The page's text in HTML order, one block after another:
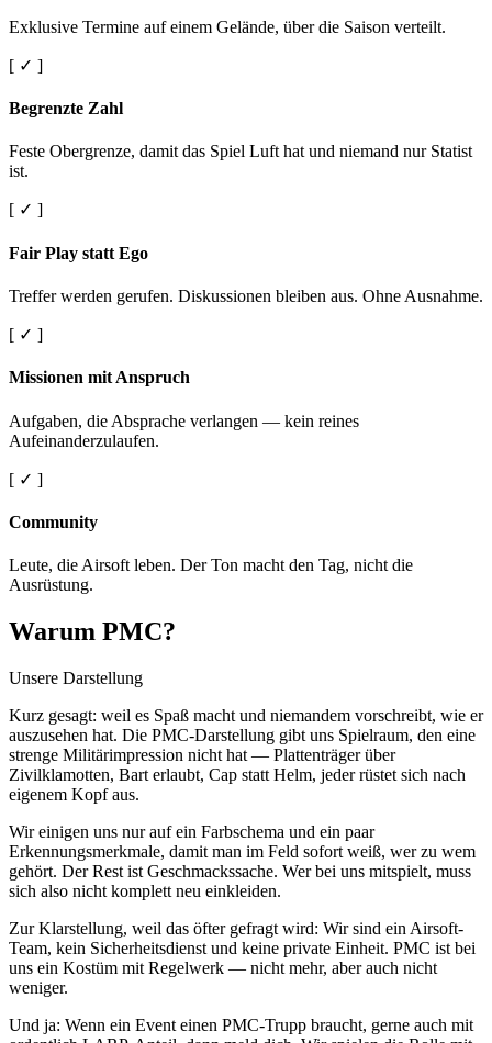
Exklusive Termine auf einem Gelände, über die Saison verteilt.
[ ✓ ]
Begrenzte Zahl
Feste Obergrenze, damit das Spiel Luft hat und niemand nur Statist
ist.
[ ✓ ]
Fair Play statt Ego
Treffer werden gerufen. Diskussionen bleiben aus. Ohne Ausnahme.
[ ✓ ]
Missionen mit Anspruch
Aufgaben, die Absprache verlangen — kein reines
Aufeinanderzulaufen.
[ ✓ ]
Community
Leute, die Airsoft leben. Der Ton macht den Tag, nicht die
Ausrüstung.
Warum PMC?
Unsere Darstellung
Kurz gesagt: weil es Spaß macht und niemandem vorschreibt, wie er
auszusehen hat. Die PMC-Darstellung gibt uns Spielraum, den eine
strenge Militärimpression nicht hat — Plattenträger über
Zivilklamotten, Bart erlaubt, Cap statt Helm, jeder rüstet sich nach
eigenem Kopf aus.
Wir einigen uns nur auf ein Farbschema und ein paar
Erkennungsmerkmale, damit man im Feld sofort weiß, wer zu wem
gehört. Der Rest ist Geschmackssache. Wer bei uns mitspielt, muss
sich also nicht komplett neu einkleiden.
Zur Klarstellung, weil das öfter gefragt wird: Wir sind ein Airsoft-
Team, kein Sicherheitsdienst und keine private Einheit. PMC ist bei
uns ein Kostüm mit Regelwerk — nicht mehr, aber auch nicht
weniger.
Und ja: Wenn ein Event einen PMC-Trupp braucht, gerne auch mit